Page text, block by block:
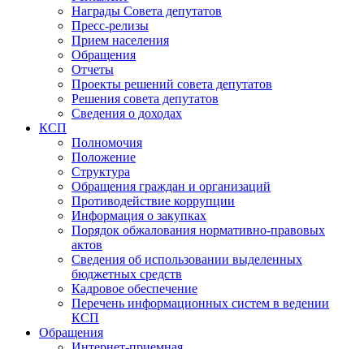
Награды Совета депутатов
Пресс-релизы
Прием населения
Обращения
Отчеты
Проекты решений совета депутатов
Решения совета депутатов
Сведения о доходах
КСП
Полномочия
Положение
Структура
Обращения граждан и организаций
Противодействие коррупции
Информация о закупках
Порядок обжалования нормативно-правовых
актов
Сведения об использовании выделенных
бюджетных средств
Кадровое обеспечение
Перечень информационных систем в ведении
КСП
Обращения